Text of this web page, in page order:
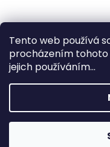
Tento web používá
procházením tohoto
jejich používáním...
Hledáte
pomocíregistrace
1% SLEVA NA